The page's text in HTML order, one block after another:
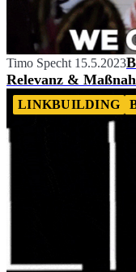
Timo Specht 15.5.2023
Relevanz &
LINKBUILDING